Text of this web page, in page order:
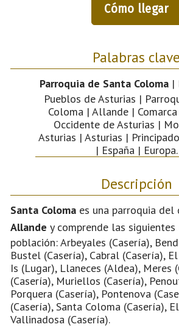
Cómo llegar
Palabras clave
Parroquia de Santa Coloma|
Pueblos de Asturias |
Coloma | Allande |
Occidente de Asturias |
Asturias | Asturias |
| España | Europa.
Descripción
Santa Coloma es una parroquia del
Allande y comprende las
población: Arbeyales (Casería),
Bustel (Casería), Cabral (Casería),
Is (Lugar), Llaneces (Aldea), Meres
(Casería), Muriellos (Casería),
Porquera (Casería), Pontenova
(Casería), Santa Coloma (Casería),
Vallinadosa (Casería).